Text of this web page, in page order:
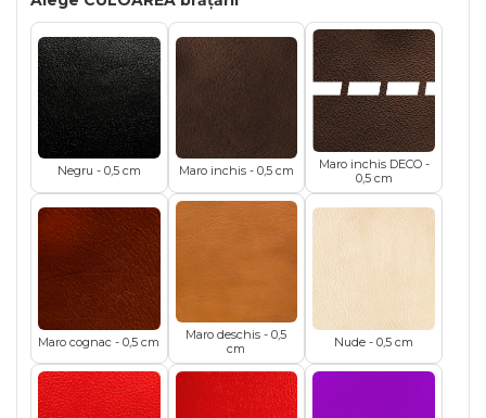
Negru - 0,5 cm Maro inchis - 0,5 cm
Maro inchis DECO -
0,5 cm
Maro cognac - 0,5 cm
Maro deschis - 0,5
cm
Nude - 0,5 cm